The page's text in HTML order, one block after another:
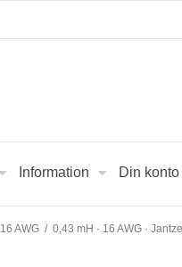
Information Din konto
16 AWG / 0,43 mH · 16 AWG ·